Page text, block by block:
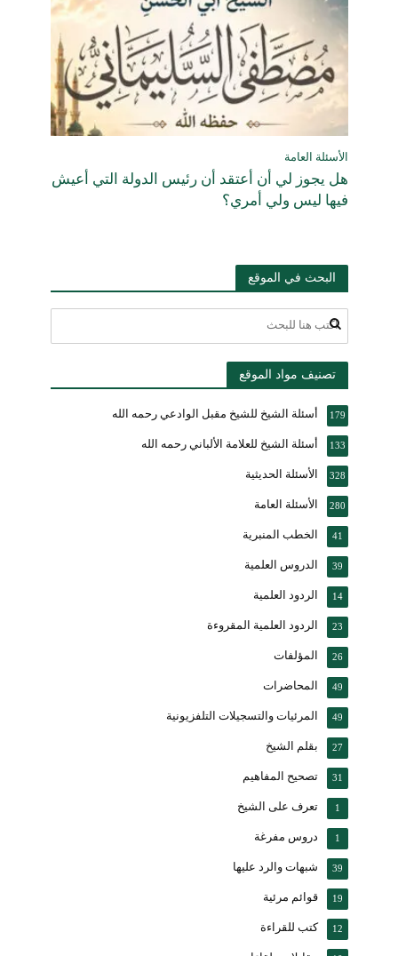
الأسئلة العامة
هل يجوز لي أن أعتقد أن رئيس الدولة التي أعيش
فيها ليس ولي أمري؟
البحث في الموقع
تصنيف مواد الموقع
أسئلة الشيخ للشيخ مقبل الوادعي رحمه الله 179
أسئلة الشيخ للعلامة الألباني رحمه الله 133
الأسئلة الحديثية 328
الأسئلة العامة 280
الخطب المنبرية 41
الدروس العلمية 39
الردود العلمية 14
الردود العلمية المقروءة 23
المؤلفات 26
المحاضرات 49
المرئيات والتسجيلات التلفزيونية 49
بقلم الشيخ 27
تصحيح المفاهيم 31
تعرف على الشيخ 1
دروس مفرغة 1
شبهات والرد عليها 39
قوائم مرئية 19
كتب للقراءة 12